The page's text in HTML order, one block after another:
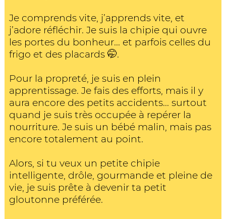
Je comprends vite, j’apprends vite, et
j’adore réfléchir. Je suis la chipie qui ouvre
les portes du bonheur... et parfois celles du
frigo et des placards 🤭.
Pour la propreté, je suis en plein
apprentissage. Je fais des efforts, mais il y
aura encore des petits accidents... surtout
quand je suis très occupée à repérer la
nourriture. Je suis un bébé malin, mais pas
encore totalement au point.
Alors, si tu veux un petite chipie
intelligente, drôle, gourmande et pleine de
vie, je suis prête à devenir ta petit
gloutonne préférée.